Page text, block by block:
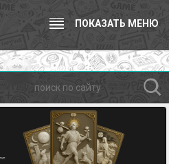
ПОКАЗАТЬ МЕНЮ